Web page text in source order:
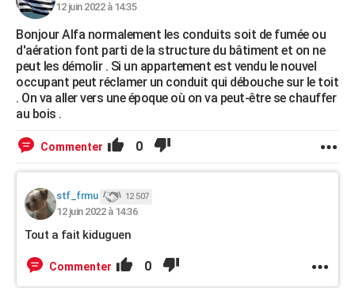
12 juin 2022 à 14:35
Bonjour Alfa normalement les conduits soit de fumée ou
d'aération font parti de la structure du bâtiment et on ne
peut les démolir . Si un appartement est vendu le nouvel
occupant peut réclamer un conduit qui débouche sur le toit
. On va aller vers une époque où on va peut-être se chauffer
au bois .
Commenter 0
stf_frmu 12 507
12 juin 2022 à 14:36
Tout a fait kiduguen
Commenter 0